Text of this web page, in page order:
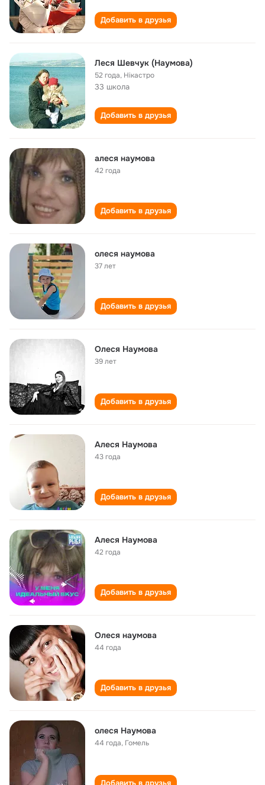
Добавить в друзья
Леся Шевчук (Наумова)
52 года, Нікастро
33 школа
Добавить в друзья
алеся наумова
42 года
Добавить в друзья
олеся наумова
37 лет
Добавить в друзья
Олеся Наумова
39 лет
Добавить в друзья
Алеся Наумова
43 года
Добавить в друзья
Алеся Наумова
42 года
Добавить в друзья
Олеся наумова
44 года
Добавить в друзья
олеся Наумова
44 года, Гомель
Добавить в друзья